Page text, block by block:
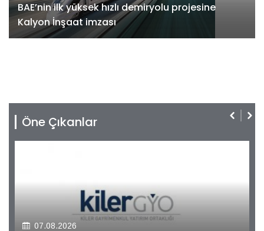
BAE’nin ilk yüksek hızlı demiryolu projesine
Kalyon İnşaat imzası
Öne Çıkanlar
07.08.2026